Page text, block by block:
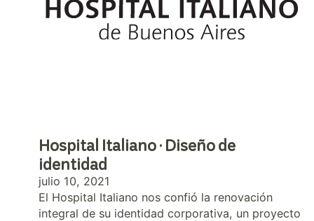
Hospital Italiano · Diseño de
identidad
julio 10, 2021
El Hospital Italiano nos confió la renovación
integral de su identidad corporativa, un proyecto